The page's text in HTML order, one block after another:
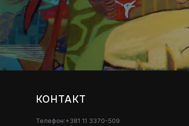
КОНТАКТ
Телефон:+381 11 3370-509